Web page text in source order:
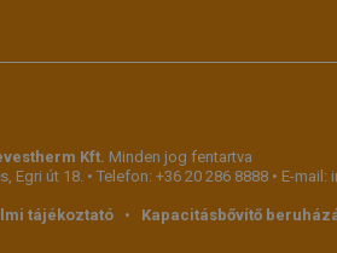
Kft. Minden jog fentartva
Egri út 18. • Telefon: +36 20 286 8888 • E-mail:
tájékoztató • Kapacitásbővítő